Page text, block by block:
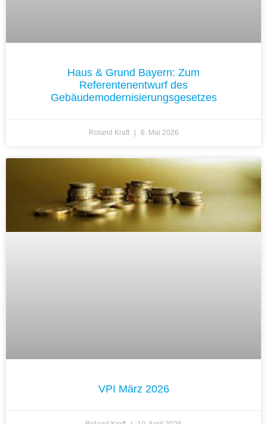
Haus & Grund Bayern: Zum
Referentenentwurf des
Gebäudemodernisierungsgesetzes
Roland Kraft 6. Mai 2026
VPI März 2026